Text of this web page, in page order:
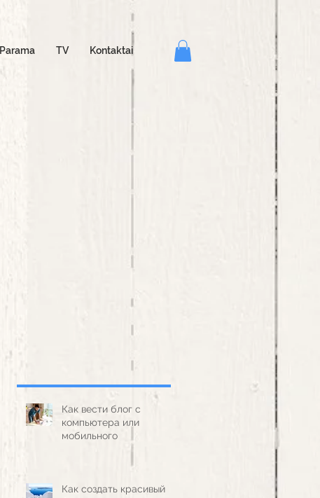
Parama TV Kontaktai
Как вести блог с
компьютера или
мобильного
Как создать красивый